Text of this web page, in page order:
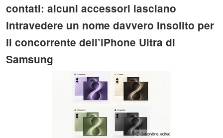
contati: alcuni accessori lasciano
intravedere un nome davvero insolito per
il concorrente dell’iPhone Ultra di
Samsung
ⓘ Galaxyline, edited